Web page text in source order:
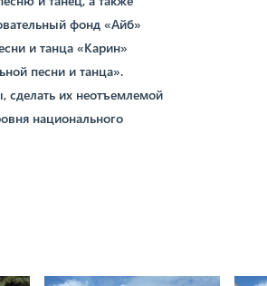
фонд «Айб»
и танца «Карин»
песни и танца».
сделать их неотъемлемой
национального